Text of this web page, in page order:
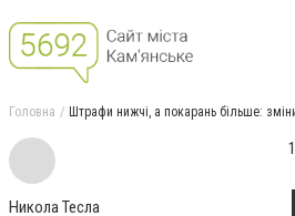
Головна Штрафи нижчі, а покарань більше:
Никола Тесла